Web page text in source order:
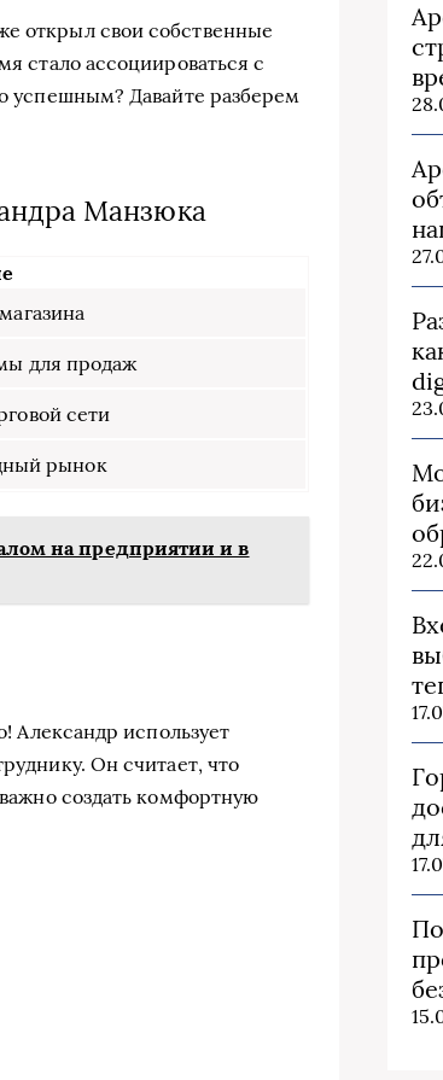
открыл свои собственные
стало ассоциироваться с
успешным? Давайте разберем
Манзюка
для продаж
сети
рынок
на предприятии и в
Александр использует
Он считает, что
создать комфортную